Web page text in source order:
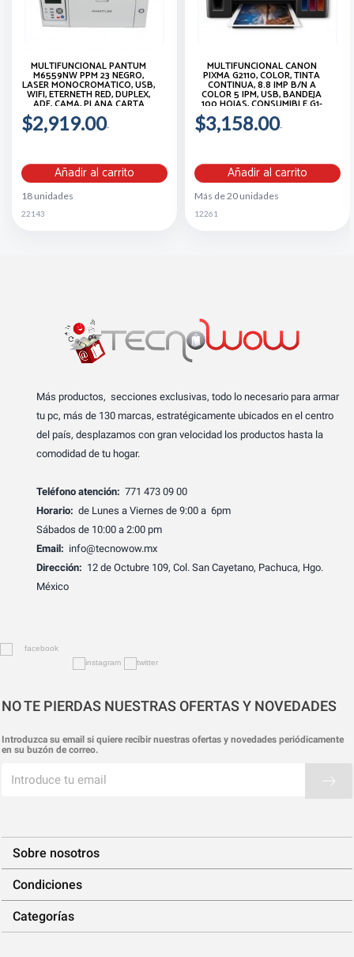
MULTIFUNCIONAL PANTUM
M6559NW PPM 23 NEGRO,
LASER MONOCROMATICO, USB,
WIFI, ETERNETH RED, DUPLEX,
ADF, CAMA, PLANA CARTA
$2,919.00
Añadir al carrito
18 unidades
22143
MULTIFUNCIONAL CANON
PIXMA G2110, COLOR, TINTA
CONTINUA, 8.8 IMP B/N A
COLOR 5 IPM, USB, BANDEJA
100 HOJAS, CONSUMIBLE G1-
190
$3,158.00
Añadir al carrito
Más de 20 unidades
12261
Más productos, secciones exclusivas, todo lo necesario para armar
tu pc, más de 130 marcas, estratégicamente ubicados en el centro
del país, desplazamos con gran velocidad los productos hasta la
comodidad de tu hogar.
Teléfono atención: 771 473 09 00
Horario: de Lunes a Viernes de 9:00 a 6pm
Sábados de 10:00 a 2:00 pm
Email: info@tecnowow.mx
Dirección: 12 de Octubre 109, Col. San Cayetano, Pachuca, Hgo.
México
NO TE PIERDAS NUESTRAS OFERTAS Y NOVEDADES
Introduzca su email si quiere recibir nuestras ofertas y novedades periódicamente
en su buzón de correo.
Sobre nosotros
Condiciones
Categorías